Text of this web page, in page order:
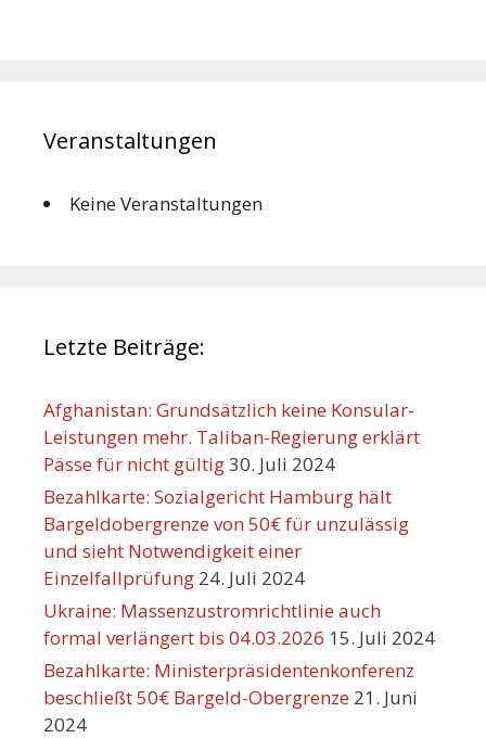
Veranstaltungen
Keine Veranstaltungen
Letzte Beiträge:
Afghanistan: Grundsätzlich keine Konsular-
Leistungen mehr. Taliban-Regierung erklärt
Pässe für nicht gültig30. Juli 2024
Bezahlkarte: Sozialgericht Hamburg hält
Bargeldobergrenze von 50€ für unzulässig
und sieht Notwendigkeit einer
Einzelfallprüfung 24. Juli 2024
Ukraine: Massenzustromrichtlinie auch
formal verlängert bis 04.03.2026 15. Juli 2024
Bezahlkarte: Ministerpräsidentenkonferenz
beschließt 50€ Bargeld-Obergrenze 21. Juni
2024